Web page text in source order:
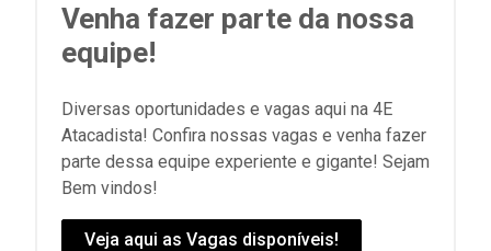
Venha fazer parte da nossa
equipe!
Diversas oportunidades e vagas aqui na 4E
Atacadista! Confira nossas vagas e venha fazer
parte dessa equipe experiente e gigante! Sejam
Bem vindos!
Veja aqui as Vagas disponíveis!